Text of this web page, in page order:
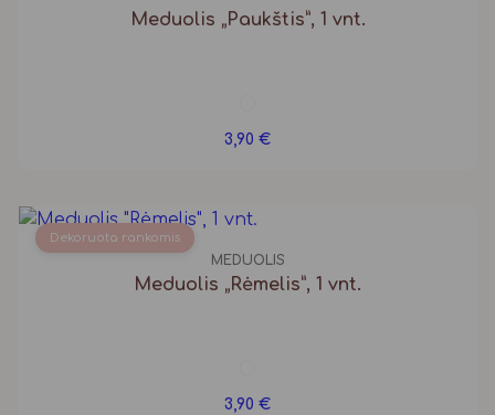
Meduolis „Paukštis”, 1 vnt.
3,90 €
Dekoruota rankomis
MEDUOLIS
Meduolis „Rėmelis”, 1 vnt.
3,90 €